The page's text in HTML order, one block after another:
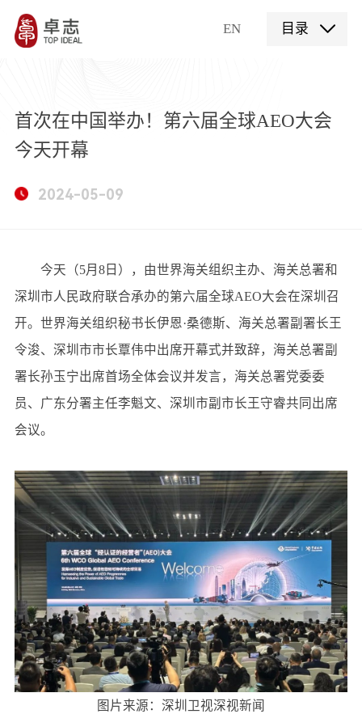
EN 目录
首次在中国举办！第六届全球AEO大会
今天开幕
2024-05-09
今天（5月8日），由世界海关组织主办、海关总署和
深圳市人民政府联合承办的第六届全球AEO大会在深圳召
开。世界海关组织秘书长伊恩·桑德斯、海关总署副署长王
令浚、深圳市市长覃伟中出席开幕式并致辞，海关总署副
署长孙玉宁出席首场全体会议并发言，海关总署党委委
员、广东分署主任李魁文、深圳市副市长王守睿共同出席
会议。
图片来源：深圳卫视深视新闻